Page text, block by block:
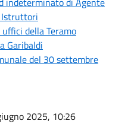
Istruttori
della Teramo
Garibaldi
del 30 settembre
2025, 10:26